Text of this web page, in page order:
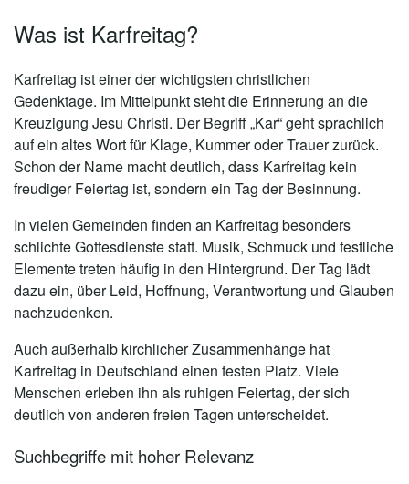
Was ist Karfreitag?
Karfreitag ist einer der wichtigsten christlichen
Gedenktage. Im Mittelpunkt steht die Erinnerung an die
Kreuzigung Jesu Christi. Der Begriff „Kar“ geht sprachlich
auf ein altes Wort für Klage, Kummer oder Trauer zurück.
Schon der Name macht deutlich, dass Karfreitag kein
freudiger Feiertag ist, sondern ein Tag der Besinnung.
In vielen Gemeinden finden an Karfreitag besonders
schlichte Gottesdienste statt. Musik, Schmuck und festliche
Elemente treten häufig in den Hintergrund. Der Tag lädt
dazu ein, über Leid, Hoffnung, Verantwortung und Glauben
nachzudenken.
Auch außerhalb kirchlicher Zusammenhänge hat
Karfreitag in Deutschland einen festen Platz. Viele
Menschen erleben ihn als ruhigen Feiertag, der sich
deutlich von anderen freien Tagen unterscheidet.
Suchbegriffe mit hoher Relevanz